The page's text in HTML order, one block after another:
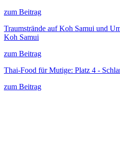
zum Beitrag
Traumstrände auf Koh Samui und
Koh Samui
zum Beitrag
Thai-Food für Mutige: Platz 4 -
zum Beitrag